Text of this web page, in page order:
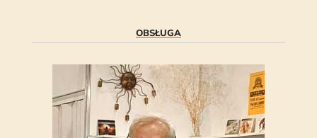
OBSŁUGA